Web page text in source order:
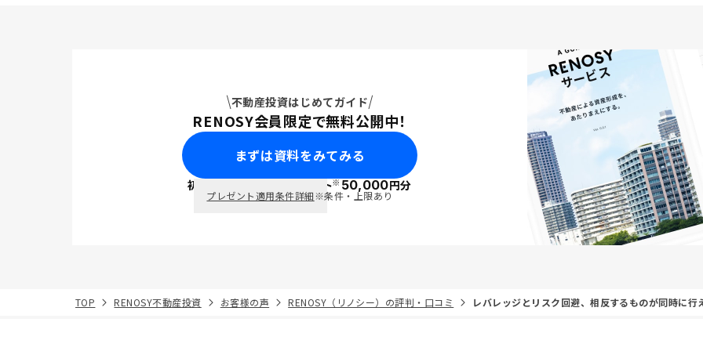
不動産投資はじめてガイド
RENOSY会員限定で無料公開中！
まずは資料をみてみる
初回面談で ポイント※50,000円分
プレゼント適用条件詳細※条件・上限あり
TOP RENOSY不動産投資 お客様の声 RENOSY（リノシー）の評判・口コミ レバレッジとリスク回避、相反するものが同時に行